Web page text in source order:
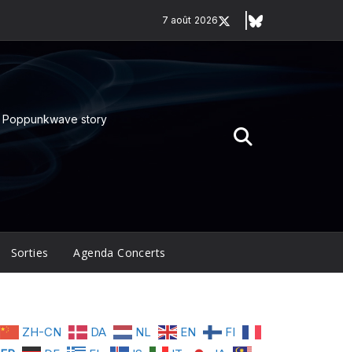
7 août 2026
Poppunkwave story
Sorties Agenda Concerts
ZH-CN DA NL EN
FI